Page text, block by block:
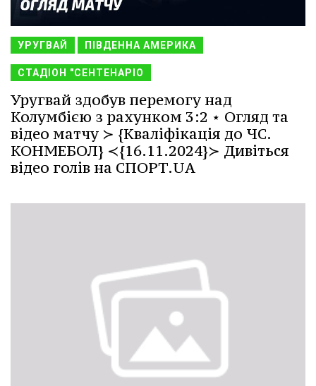
УРУГВАЙ ПІВДЕННА АМЕРИКА
СТАДІОН "СЕНТЕНАРІО
Уругвай здобув перемогу над
Колумбією з рахунком 3:2 ⋆ Огляд та
відео матчу ≻ {Кваліфікація до ЧС.
КОНМЕБОЛ} ≺{16.11.2024}≻ Дивіться
відео голів на СПОРТ.UA